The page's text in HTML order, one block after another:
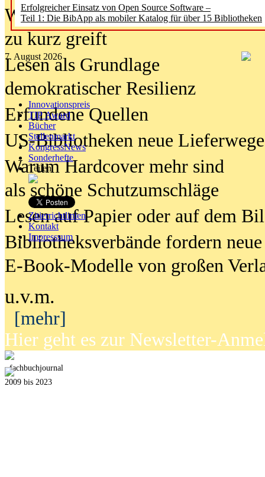
Erfolgreicher Einsatz von Open Source Software –
Teil 1: Die BibApp als mobiler Katalog für über 15 Bibliotheken
7. August 2026
Innovationspreis
TIP Award
Bücher
Stellenmarkt
KongressNews
Sonderhefte
Teilen
Zitierrichtlinien
Kontakt
Impresssum
Warum die Debatte über KI-Texte
zu kurz greift
Lesen als Grundlage
demokratischer Resilienz
Erfundene Quellen
US-Bibliotheken neue Lieferwege
Warum Hardcover mehr sind
als schöne Schutzumschläge
Lesen auf Papier oder auf dem
Bibliotheksverbände fordern neue
E-Book-Modelle von großen
u.v.m.
[mehr]
Hier geht es zur Newsletter-
fachbuchjournal
2009 bis 2023